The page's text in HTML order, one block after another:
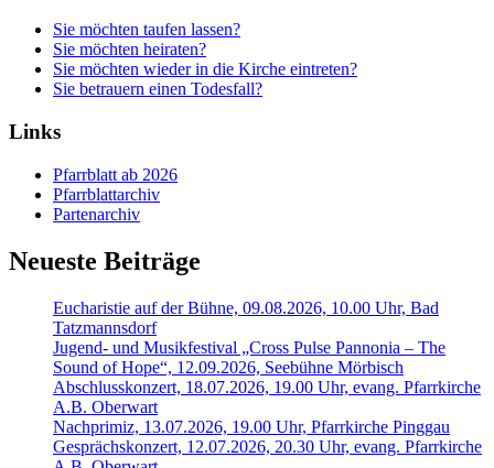
Sie möchten taufen lassen?
Sie möchten heiraten?
Sie möchten wieder in die Kirche eintreten?
Sie betrauern einen Todesfall?
Links
Pfarrblatt ab 2026
Pfarrblattarchiv
Partenarchiv
Neueste Beiträge
Eucharistie auf der Bühne, 09.08.2026, 10.00 Uhr, Bad
Tatzmannsdorf
Jugend- und Musikfestival „Cross Pulse Pannonia – The
Sound of Hope“, 12.09.2026, Seebühne Mörbisch
Abschlusskonzert, 18.07.2026, 19.00 Uhr, evang. Pfarrkirche
A.B. Oberwart
Nachprimiz, 13.07.2026, 19.00 Uhr, Pfarrkirche Pinggau
Gesprächskonzert, 12.07.2026, 20.30 Uhr, evang. Pfarrkirche